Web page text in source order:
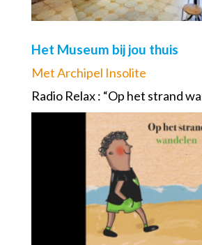
Het Museum bij jou thuis
Met Archipel Insolite
Radio Relax : “Op het strand